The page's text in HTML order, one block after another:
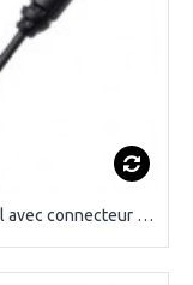
BOYA BY-M1 Micro cravate professionnel avec connecteur TRRS